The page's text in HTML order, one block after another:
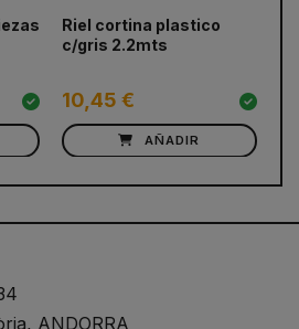
Riel cortina plastico
c/gris 2.2mts
10,45 €
AÑADIR
ANDORRA